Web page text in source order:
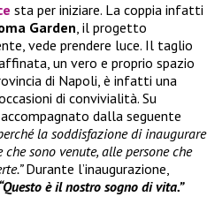
sta per iniziare. La coppia infatti
Garden, il progetto
vede prendere luce. Il taglio
un vero e proprio spazio
di Napoli, è infatti una
di convivialità. Su
dalla seguente
la soddisfazione di inaugurare
sono venute, alle persone che
Durante l’inaugurazione,
“Questo è il nostro sogno di vita.”